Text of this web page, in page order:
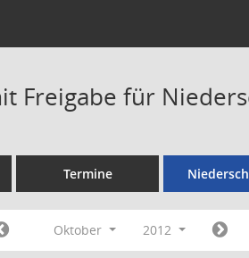
Freigabe für
Termine
Oktober 2012